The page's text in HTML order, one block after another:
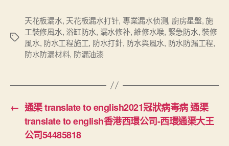
Tags
天花板漏水, 天花板漏水打针, 專業漏水侦测, 廚房星盤,施
工裝修風水, 浴缸防水, 漏水修补,維修水喉, 緊急防水,裝修
風水, 防水工程施工, 防水打針, 防水與風水, 防水防漏工程,
防水防漏材料, 防漏油漆
← 通渠 translate to english2021冠狀病毒病 通渠
translate to english香港西環公司-西環通渠大王
公司54485818